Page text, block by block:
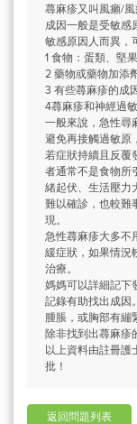
蕁麻疹又叫風癩/風
成因一般是受敏感
敏感原因人而異，
1 食物：蛋類、堅
2 藥物或藥物加添
3 有些蕁麻疹的成
4蕁麻疹和神經過
一般來說，急性尋
避免再接觸過敏原
若症狀持續且反覆
者通常不是食物所
緒起伏、生活壓力
難以確診，也較難
現。
急性蕁麻疹大多不
緩症狀，如果情況
治療。
媽媽可以詳細記下
記錄有助找出成因
腫脹，或胸部有繃
除非找到出蕁麻疹
以上資料由註冊護
批！
返回問題列表